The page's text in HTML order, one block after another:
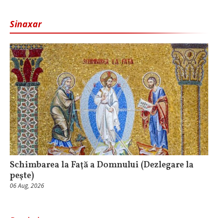
Sinaxar
Schimbarea la Faţă a Domnului (Dezlegare la
peşte)
06 Aug, 2026